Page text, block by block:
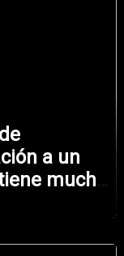
a un
mucho